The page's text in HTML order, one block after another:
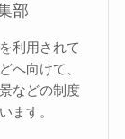
部
利用されて
へ向けて、
などの制度
ます。